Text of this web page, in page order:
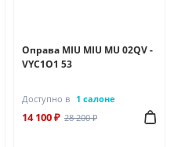
Оправа MIU MIU MU 02QV -
VYC1O1 53
Доступно в 1 салоне
14 100 ₽ 28 200 ₽